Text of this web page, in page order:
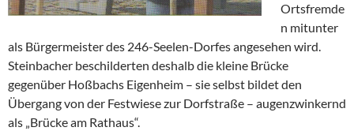
Ortsfremde
n mitunter
als Bürgermeister des 246-Seelen-Dorfes angesehen wird.
Steinbacher beschilderten deshalb die kleine Brücke
gegenüber Hoßbachs Eigenheim – sie selbst bildet den
Übergang von der Festwiese zur Dorfstraße – augenzwinkernd
als „Brücke am Rathaus“.